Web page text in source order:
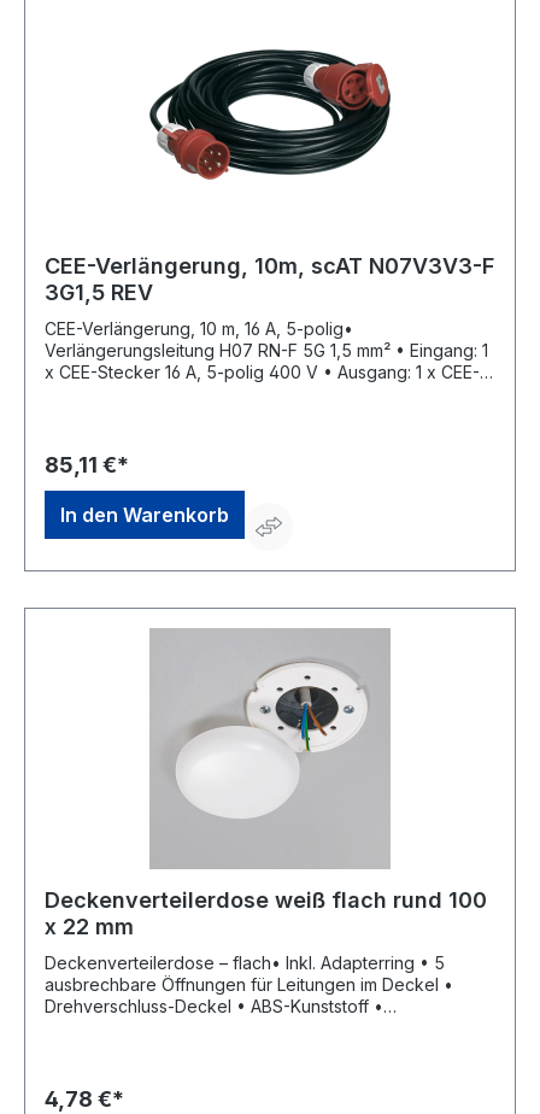
CEE-Verlängerung, 10m, scAT N07V3V3-F
3G1,5 REV
CEE-Verlängerung, 10 m, 16 A, 5-polig•
Verlängerungsleitung H07 RN-F 5G 1,5 mm² • Eingang: 1
x CEE-Stecker 16 A, 5-polig 400 V • Ausgang: 1 x CEE-
Leitungsquerschnitt: 16 A flexibel 4 mm² starr (ein- und
mehrdrähtig) 6 mm²Hersteller: REV Ritter GmbH,
Frankenstr.1-4, 63776 Mömbris, DE, +4960297070,
info@rev.de
85,11 €*
In den Warenkorb
Deckenverteilerdose weiß flach rund 100
x 22 mm
Deckenverteilerdose – flach• Inkl. Adapterring • 5
ausbrechbare Öffnungen für Leitungen im Deckel •
Drehverschluss-Deckel • ABS-Kunststoff •
handel.de
4,78 €*